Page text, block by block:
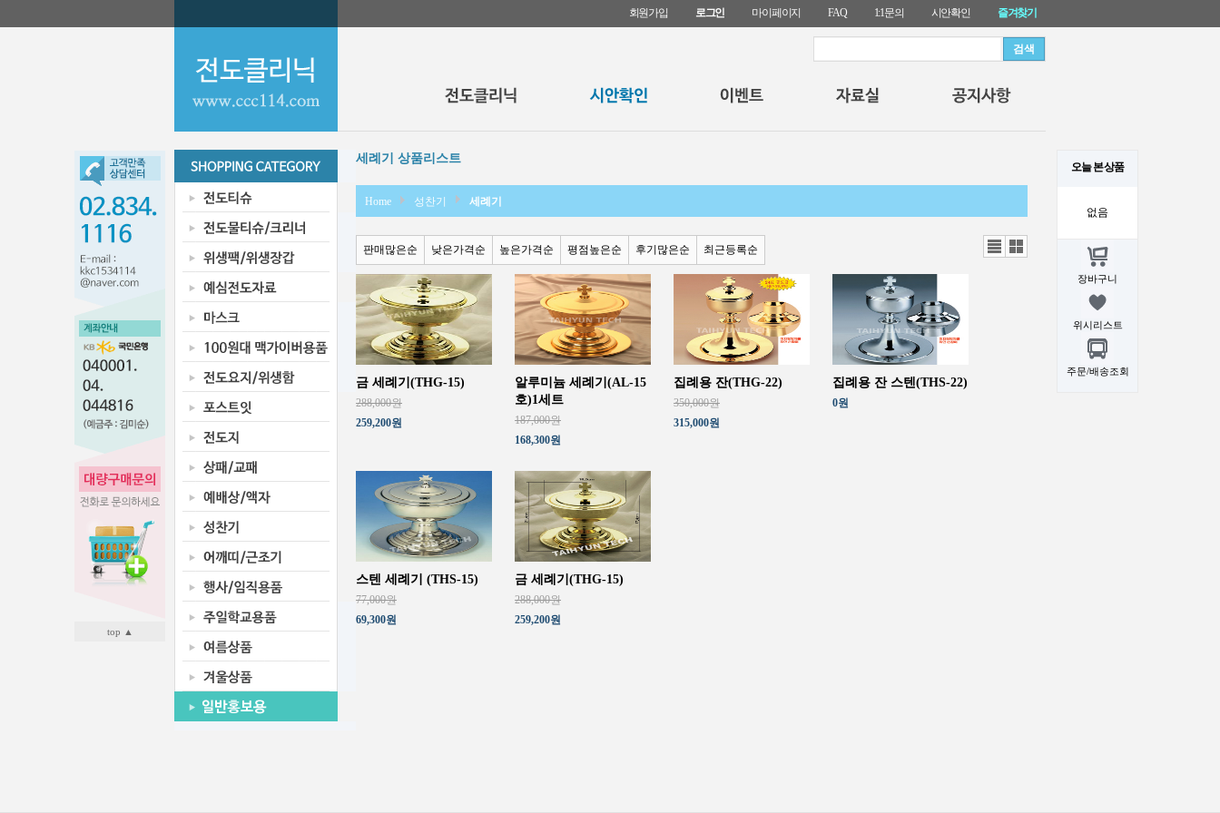
top ▲
회원가입 로그인 마이페이지 FAQ 1:1문의 시안확인 즐겨찾기
오늘 본 상품
없음
장바구니
위시리스트
주문/배송조회
세례기 상품리스트
Home 성찬기 세례기
판매많은순 낮은가격순 높은가격순 평점높은순 후기많은순 최근등록순
리스
트뷰
갤러
리뷰
금 세례기(THG-15)
288,000원
259,200원
알루미늄 세례기(AL-15
호)1세트
187,000원
168,300원
집례용 잔(THG-22)
350,000원
315,000원
집례용 잔 스텐(THS-22)
0원
스텐 세례기 (THS-15)
77,000원
69,300원
금 세례기(THG-15)
288,000원
259,200원